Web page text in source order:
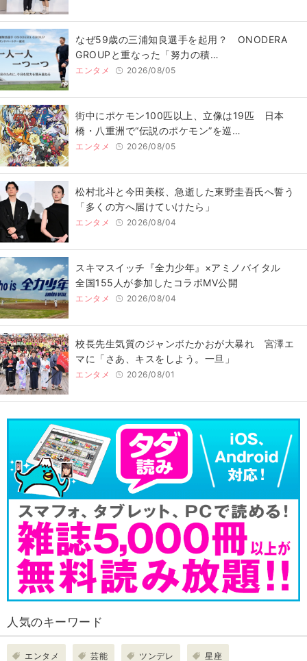
なぜ59歳の三浦知良選手を起用？ ONODERA
GROUPと重なった「努力の積…
エンタメ 2026/08/05
街中にポケモン100匹以上、立像は19匹 日本
橋・八重洲で“伝説のポケモン”を巡…
エンタメ 2026/08/05
松村北斗と今田美桜、急逝した東野圭吾氏へ誓う
「多くの方へ届けていけたら」
エンタメ 2026/08/04
スキマスイッチ『全力少年』×アミノバイタル
全国155人が参加したコラボMV公開
エンタメ 2026/08/04
校長先生気質のジャンボたかおが大暴れ 宮澤エ
マに「さあ、キスをしよう。一旦」
エンタメ 2026/08/01
人気のキーワード
エンタメ 芸能 ツンデレ 星座